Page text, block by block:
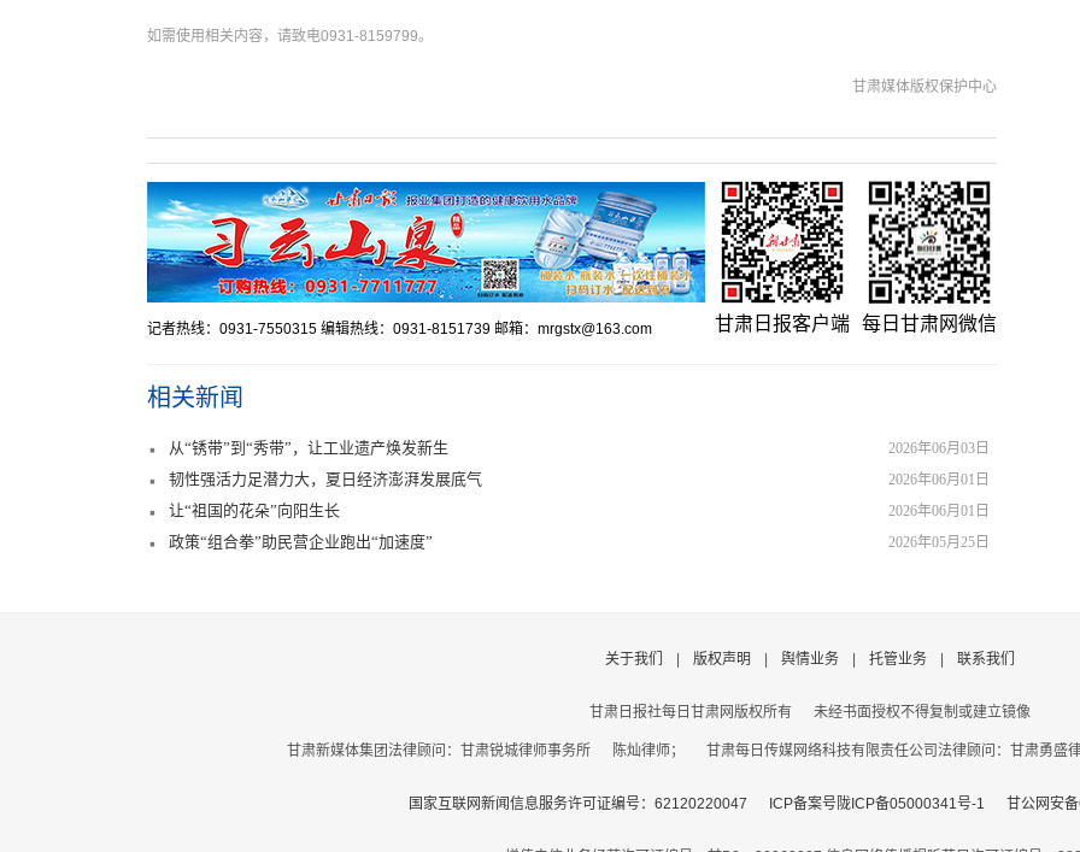
如需使用相关内容，请致电0931-8159799。
甘肃媒体版权保护中心
记者热线：0931-7550315 编辑热线：0931-8151739 邮箱：mrgstx@163.com 甘肃日报客户端 每日甘肃网微信
相关新闻
2026年06月03日
从“锈带”到“秀带”，让工业遗产焕发新生
2026年06月01日
韧性强活力足潜力大，夏日经济澎湃发展底气
2026年06月01日
让“祖国的花朵”向阳生长
2026年05月25日
政策“组合拳”助民营企业跑出“加速度”
关于我们 版权声明 舆情业务 托管业务 联系我们
甘肃日报社每日甘肃网版权所有 未经书面授权不得复制或建立镜像
甘肃新媒体集团法律顾问：甘肃锐城律师事务所 陈灿律师； 甘肃每日传媒网络科技有限责任公司法律顾问：甘肃
国家互联网新闻信息服务许可证编号：62120220047 ICP备案号陇ICP备05000341号-1 甘公网安